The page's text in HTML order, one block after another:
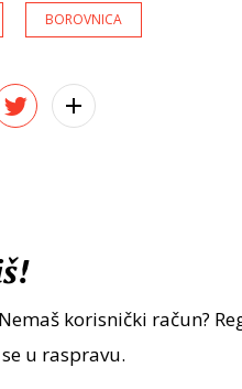
BOROVNICA
korisnički račun?
u raspravu.